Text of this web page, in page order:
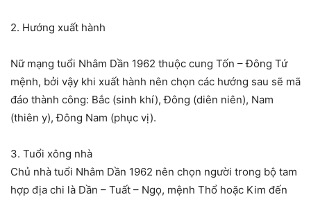
2. Hướng xuất hành
Nữ mạng tuổi Nhâm Dần 1962 thuộc cung Tốn – Đông Tứ
mệnh, bởi vậy khi xuất hành nên chọn các hướng sau sẽ mã
đáo thành công: Bắc (sinh khí), Đông (diên niên), Nam
(thiên y), Đông Nam (phục vị).
3. Tuổi xông nhà
Chủ nhà tuổi Nhâm Dần 1962 nên chọn người trong bộ tam
hợp địa chi là Dần – Tuất – Ngọ, mệnh Thổ hoặc Kim đến